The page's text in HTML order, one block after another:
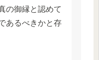
の御縁と認めて
あるべきかと存